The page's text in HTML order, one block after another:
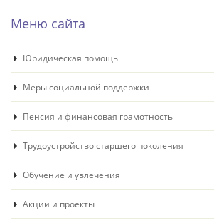
Меню сайта
Юридическая помощь
Меры социальной поддержки
Пенсия и финансовая грамотность
Трудоустройство старшего поколения
Обучение и увлечения
Акции и проекты